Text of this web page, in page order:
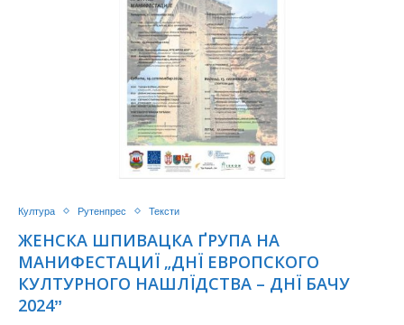
Култура Рутенпрес Тексти
ЖЕНСКА ШПИВАЦКА ҐРУПА НА
МАНИФЕСТАЦИЇ „ДНЇ ЕВРОПСКОГО
КУЛТУРНОГО НАШЛЇДСТВА – ДНЇ БАЧУ
2024ˮ